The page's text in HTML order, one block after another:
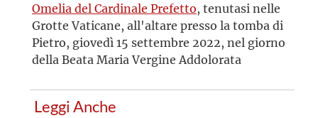
Omelia del Cardinale Prefetto, tenutasi nelle
Grotte Vaticane, all'altare presso la tomba di
Pietro, giovedì 15 settembre 2022, nel giorno
della Beata Maria Vergine Addolorata
Leggi Anche